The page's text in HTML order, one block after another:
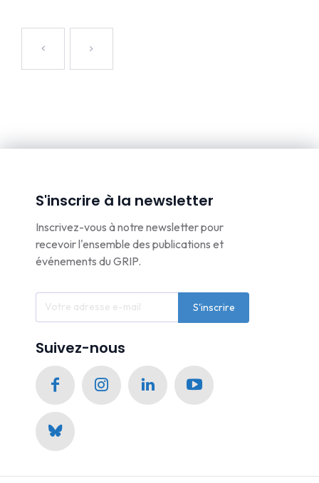
S'inscrire à la newsletter
Inscrivez-vous à notre newsletter pour
recevoir l'ensemble des publications et
événements du GRIP.
S'inscrire
Suivez-nous